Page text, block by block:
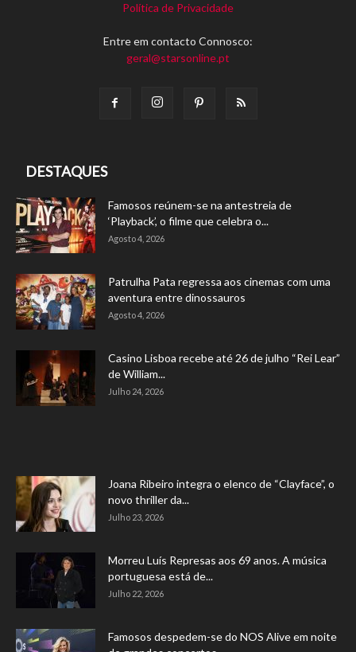
Política de Privacidade
Entre em contacto Connosco:
geral@starsonline.pt
DESTAQUES
Famosos reúnem-se na antestreia de
‘Playback’, o filme que celebra o...
Agosto 4, 2026
Patrulha Pata regressa aos cinemas com uma
aventura entre dinossauros
Agosto 4, 2026
Casino Lisboa recebe até 26 de julho “Rei Lear”
de William...
Julho 24, 2026
Joana Ribeiro integra o elenco de “Clayface”, o
novo thriller da...
Julho 23, 2026
Morreu Luís Represas aos 69 anos. A música
portuguesa está de...
Julho 22, 2026
Famosos despedem-se do NOS Alive em noite